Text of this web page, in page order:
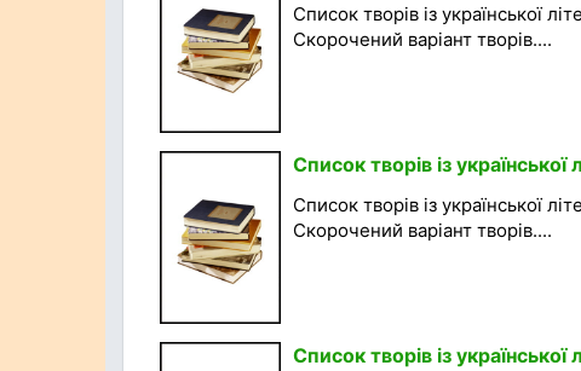
Список творів із української
Скорочений варіант творів....
Список творів із
Список творів із української
Скорочений варіант творів....
Список творів із